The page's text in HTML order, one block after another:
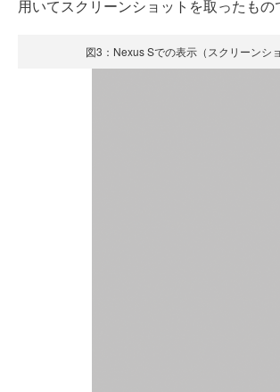
用いてスクリーンショットを取ったもの
図3：Nexus Sでの表示（スクリーンシ